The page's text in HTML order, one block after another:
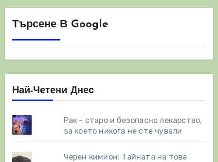
Търсене В Google
Най-Четени Днес
Рак - старо и безопасно лекарство,
за което никога не сте чували
Черен кимион: Тайната на това